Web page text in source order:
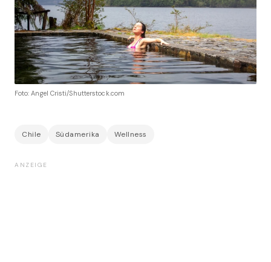
Foto: Angel Cristi/Shutterstock.com
Chile Südamerika Wellness
ANZEIGE